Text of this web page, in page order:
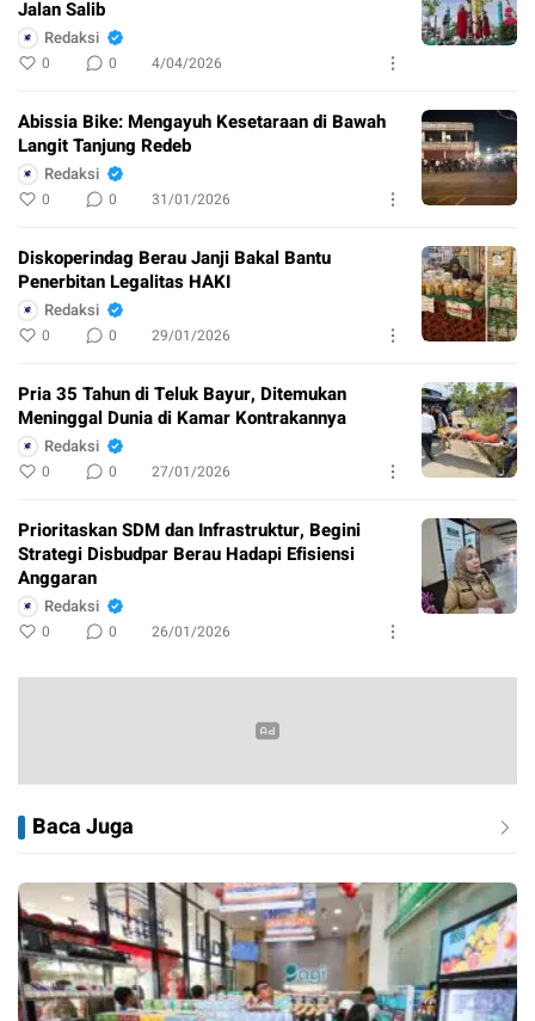
Jalan Salib
Redaksi
0 0 4/04/2026
Abissia Bike: Mengayuh Kesetaraan di Bawah
Langit Tanjung Redeb
Redaksi
0 0 31/01/2026
Diskoperindag Berau Janji Bakal Bantu
Penerbitan Legalitas HAKI
Redaksi
0 0 29/01/2026
Pria 35 Tahun di Teluk Bayur, Ditemukan
Meninggal Dunia di Kamar Kontrakannya
Redaksi
0 0 27/01/2026
Prioritaskan SDM dan Infrastruktur, Begini
Strategi Disbudpar Berau Hadapi Efisiensi
Anggaran
Redaksi
0 0 26/01/2026
Baca Juga